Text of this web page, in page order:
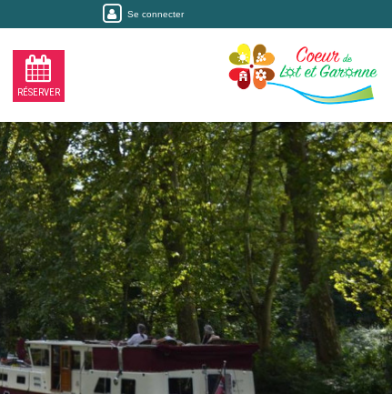
Se connecter
RÉSERVER